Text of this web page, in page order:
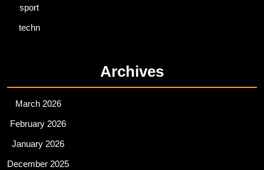
sport
techn
Archives
March 2026
February 2026
January 2026
December 2025